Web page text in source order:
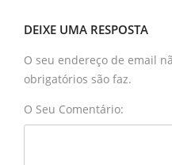
DEIXE UMA RESPOSTA
O seu endereço de email
obrigatórios são faz.
O Seu Comentário: